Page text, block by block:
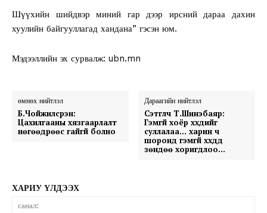
Шүүхийн шийдвэр миний гар дээр ирсний дараа дахин
хуулийн байгууллагад хандана” гэсэн юм.
Мэдээллийн эх сурвалж: ubn.mn
өмнөх нийтлэл
Б.Чойжилсүрэн:
Цахилгааны хязгаарлалт
нөгөөдрөөс гайгүй болно
Дараагийн нийтлэл
Сэтгүүлч Т.Шинэбаяр:
Гэмгүй хоёр хүүхдийг
суллалаа… харин ч
шоронд гэмгүй хүүхдүүд
зөндөө хоригдлоо…
ХАРИУ ҮЛДЭЭХ